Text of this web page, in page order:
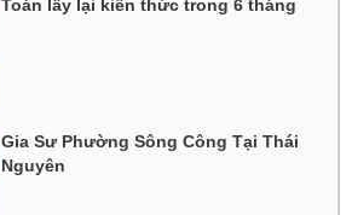
Toán lấy lại kiến thức trong 6 tháng
Gia Sư Phường Sông Công Tại Thái
Nguyên